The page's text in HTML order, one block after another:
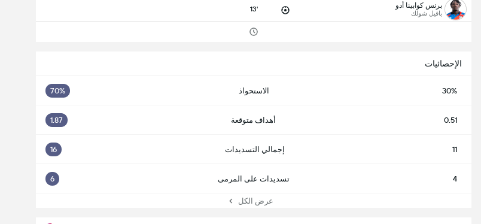
برنس كوابينا أدو
بافيل شولك 13'
الإحصائيات
30% الاستحواذ 70%
0.51 أهداف متوقعة 1.87
11 إجمالي التسديدات 16
4 تسديدات على المرمى 6
عرض الكل